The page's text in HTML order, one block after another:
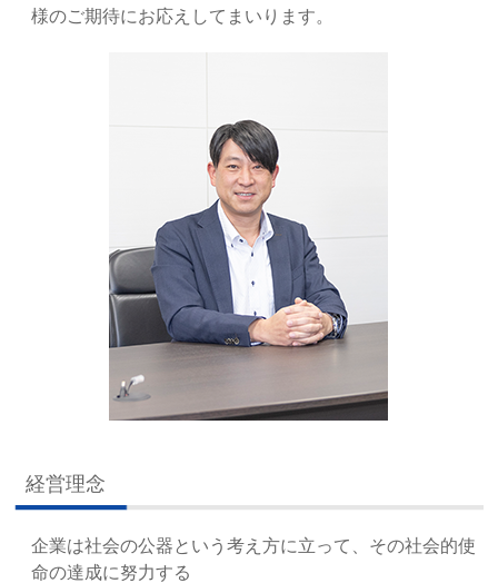
様のご期待にお応えしてまいります。
経営理念
企業は社会の公器という考え方に立って、その社会的使
命の達成に努力する